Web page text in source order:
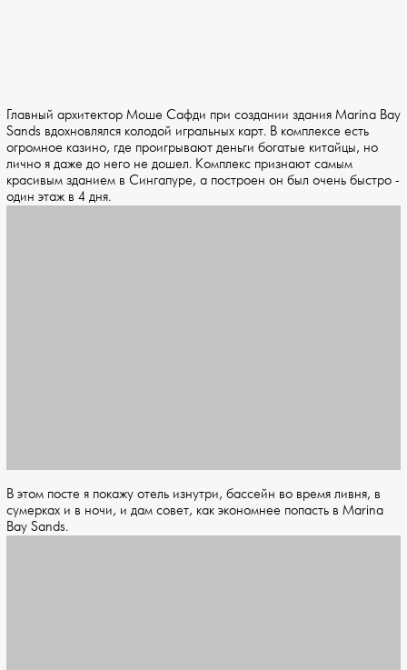
Главный архитектор Моше Сафди при создании здания Marina Bay
Sands вдохновлялся колодой игральных карт. В комплексе есть
огромное казино, где проигрывают деньги богатые китайцы, но
лично я даже до него не дошел. Комплекс признают самым
красивым зданием в Сингапуре, а построен он был очень быстро -
один этаж в 4 дня.
В этом посте я покажу отель изнутри, бассейн во время ливня, в
сумерках и в ночи, и дам совет, как экономнее попасть в Marina
Bay Sands.